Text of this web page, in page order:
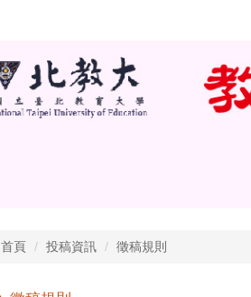
首頁 投稿資訊 徵稿規則